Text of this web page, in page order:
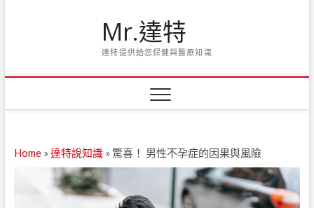
Mr.達特
達特提供給您保健與醫療知識
Home» 達特說知識» 驚喜！ 男性不孕症的因果與風險